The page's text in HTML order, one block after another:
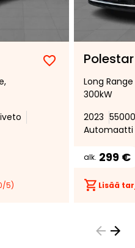
Lisää
suosikiksi
Poista
suosikeista
/5)
Long
300kW
2023
Automaatti
alk. 299 €
Lisää